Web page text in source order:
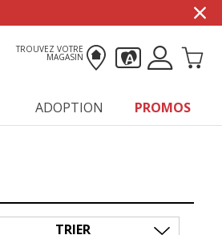
TROUVEZ VOTRE
MAGASIN
ADOPTION PROMOS